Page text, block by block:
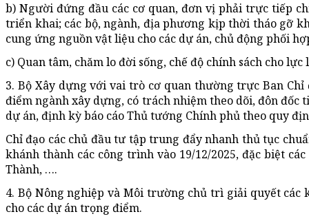
b) Người đứng đầu các cơ quan, đơn vị phải trực tiếp
triển khai; các bộ, ngành, địa phương kịp thời tháo gỡ
cung ứng nguồn vật liệu cho các dự án, chủ động phối
c) Quan tâm, chăm lo đời sống, chế độ chính sách cho
3. Bộ Xây dựng với vai trò cơ quan thường trực Ban
điểm ngành xây dựng, có trách nhiệm theo dõi, đôn
dự án, định kỳ báo cáo Thủ tướng Chính phủ theo quy
Chỉ đạo các chủ đầu tư tập trung đẩy nhanh thủ tục
khánh thành các công trình vào 19/12/2025, đặc biệt
Thành, ….
4. Bộ Nông nghiệp và Môi trường chủ trì giải quyết
cho các dự án trọng điểm.